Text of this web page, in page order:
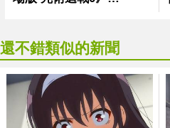
還不錯類似的新聞